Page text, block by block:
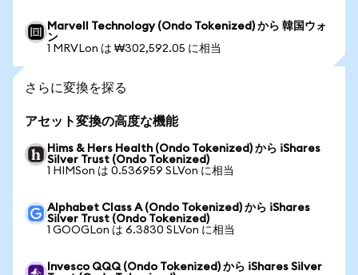
Marvell Technology (Ondo Tokenized) から 韓国ウォ
ン
1 MRVLon は ₩302,592.05 に相当
さらに変換を探る
アセット変換の高度な機能
Hims & Hers Health (Ondo Tokenized) から iShares
Silver Trust (Ondo Tokenized)
1 HIMSon は 0.536959 SLVon に相当
Alphabet Class A (Ondo Tokenized) から iShares
Silver Trust (Ondo Tokenized)
1 GOOGLon は 6.3830 SLVon に相当
Invesco QQQ (Ondo Tokenized) から iShares Silver